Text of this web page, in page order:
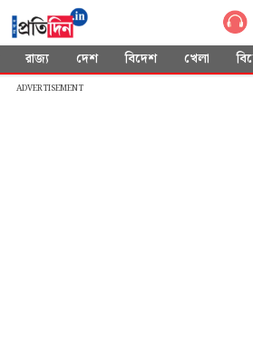
রাজ্য দেশ বিদেশ খেলা
ADVERTISEMENT